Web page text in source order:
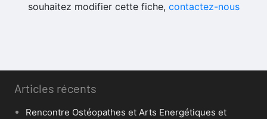
souhaitez modifier cette fiche, contactez-nous
Articles récents
Rencontre Ostéopathes et Arts Energétiques et